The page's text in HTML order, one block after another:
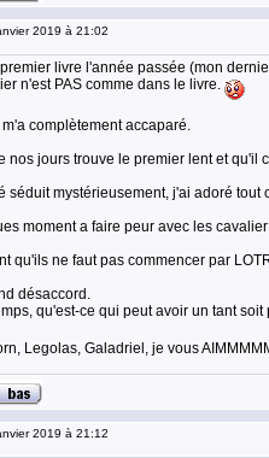
2019 à 21:02
livre l'année passée (mon
n'est PAS comme dans le livre.
complètement accaparé.
nos jours trouve le premier lent et qu'il
séduit mystérieusement, j'ai adoré tout
moment a faire peur avec les
qu'ils ne faut pas commencer par
désaccord.
qu'est-ce qui peut avoir un tant
Legolas, Galadriel, je vous
2019 à 21:12